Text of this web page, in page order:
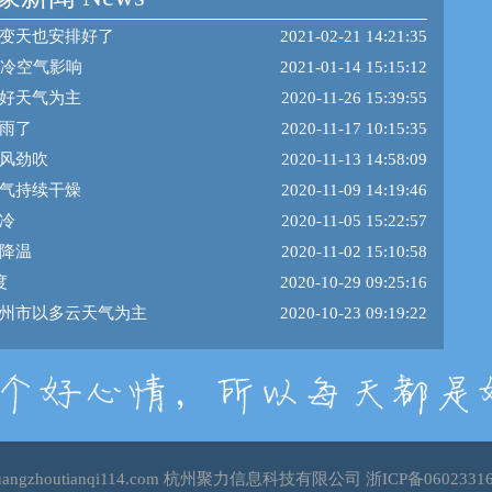
天也安排好了
2021-02-21 14:21:35
空气影响
2021-01-14 15:15:12
天气为主
2020-11-26 15:39:55
了
2020-11-17 10:15:35
劲吹
2020-11-13 14:58:09
持续干燥
2020-11-09 14:19:46
2020-11-05 15:22:57
温
2020-11-02 15:10:58
2020-10-29 09:25:16
市以多云天气为主
2020-10-23 09:19:22
杭州聚力信息科技有限公司 浙ICP备